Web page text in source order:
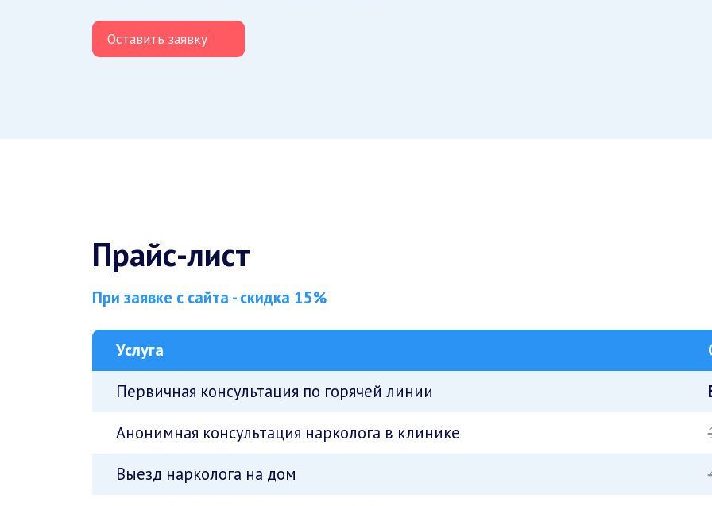
Оставить заявку
Прайс-лист
При заявке с сайта - скидка 15%
Услуга
Первичная консультация по горячей линии
Анонимная консультация нарколога в клинике
Выезд нарколога на дом